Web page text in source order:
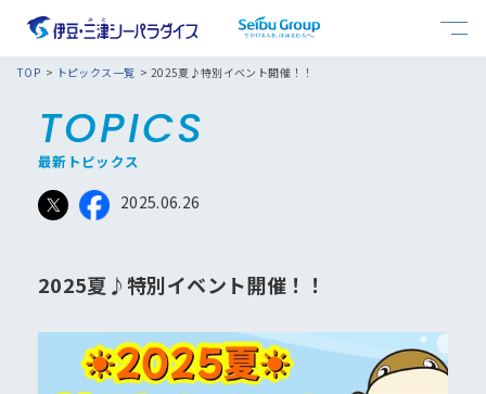
よくある質問
お問合せ
おすすめモデルコース
ショー・イベント
館内案内
キッズコーナー
フード
アクセス
おすすめ情報一覧
TOP トピックス一覧 2025夏♪特別イベント開催！！
TOPICS
最新トピックス
2025.06.26
2025夏♪特別イベント開催！！